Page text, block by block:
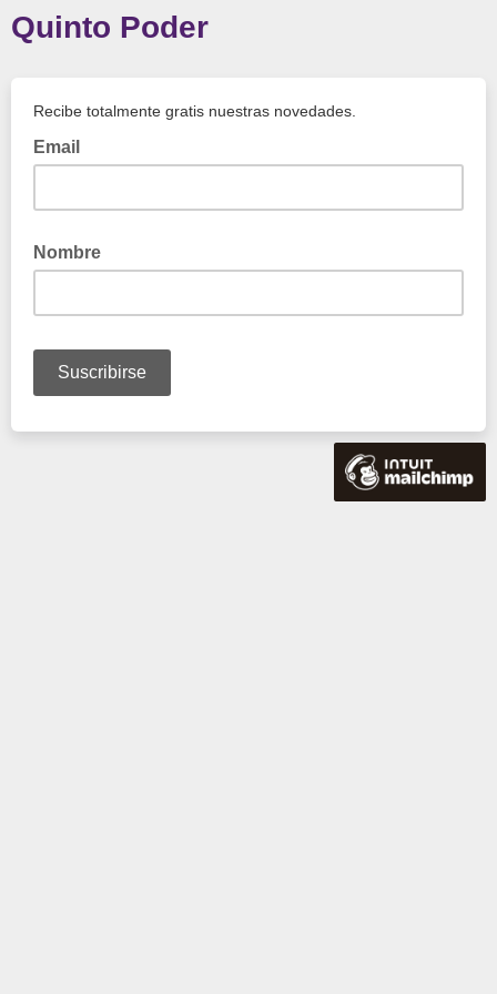
Quinto Poder
Recibe totalmente gratis nuestras novedades.
Email
Nombre